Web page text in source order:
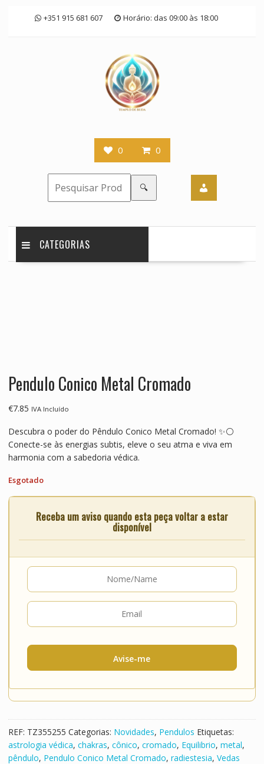
+351 915 681 607 Horário: das 09:00 às 18:00
0 0
🔍
CATEGORIAS
Pendulo Conico Metal Cromado
€7.85 IVA Incluído
Descubra o poder do Pêndulo Conico Metal Cromado! ✨⚪
Conecte-se às energias subtis, eleve o seu atma e viva em
harmonia com a sabedoria védica.
Esgotado
Receba um aviso quando esta peça voltar a estar
disponível
Avise-me
REF: TZ355255 Categorias: Novidades, Pendulos Etiquetas:
astrologia védica, chakras, cônico, cromado, Equilibrio, metal,
pêndulo, Pendulo Conico Metal Cromado, radiestesia, Vedas